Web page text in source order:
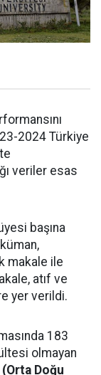
2024 Türkiye
veriler esas
başına
makale ile
atıf ve
yer verildi.
183
olmayan
(Orta Doğu